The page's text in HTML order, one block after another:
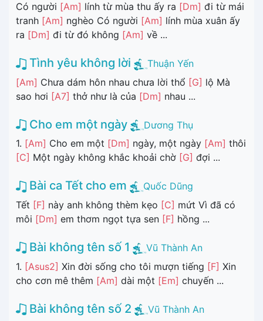
Có người [Am] lính từ mùa thu ấy ra [Dm] đi từ mái
tranh [Am] nghèo Có người [Am] lính mùa xuân ấy
ra [Dm] đi từ đó không [Am] về ...
Tình yêu không lời
Thuận Yến
[Am] Chưa dám hôn nhau chưa lời thổ [G] lộ Mà
sao hơi [A7] thở như là của [Dm] nhau ...
Cho em một ngày
Dương Thụ
1. [Am] Cho em một [Dm] ngày, một ngày [Am] thôi
[C] Một ngày không khắc khoải chờ [G] đợi ...
Bài ca Tết cho em
Quốc Dũng
Tết [F] này anh không thèm kẹo [C] mứt Vì đã có
môi [Dm] em thơm ngọt tựa sen [F] hồng ...
Bài không tên số 1
Vũ Thành An
1. [Asus2] Xin đời sống cho tôi mượn tiếng [F] Xin
cho cơn mê thêm [Am] dài một [Em] chuyến ...
Bài không tên số 2
Vũ Thành An